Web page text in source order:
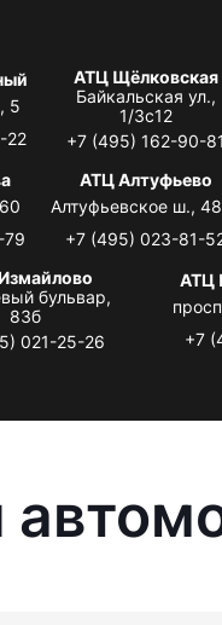
5
22
АТЦ Щёлковская
Байкальская ул.,
1/3с12
+7 (495) 162-90-81
79
АТЦ Алтуфьево
Алтуфьевское ш.,
+7 (495) 023-81-
бульвар,
83б
021-25-26
АТЦ
+7